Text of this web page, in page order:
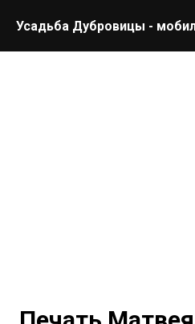
Усадьба Дубровицы -